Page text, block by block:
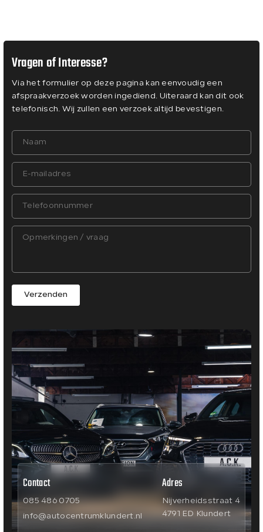
Vragen of Interesse?
Via het formulier op deze pagina kan eenvoudig een
afspraakverzoek worden ingediend. Uiteraard kan dit ook
telefonisch. Wij zullen een verzoek altijd bevestigen.
Verzenden
Contact
085 486 0705
info@autocentrumklundert.nl
Adres
Nijverheidsstraat 4
4791 ED Klundert